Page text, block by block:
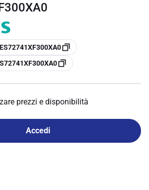
prezzi e disponibilità
Accedi